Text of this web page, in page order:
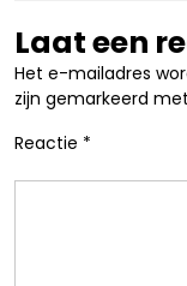
Laat een
Het e-mailadres
zijn gemarkeerd met
Reactie *